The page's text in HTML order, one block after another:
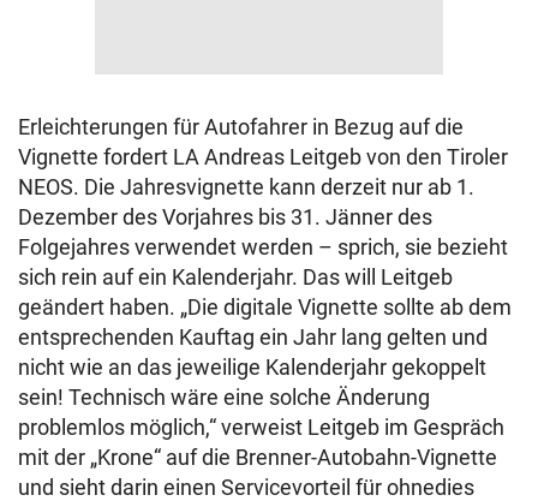
Erleichterungen für Autofahrer in Bezug auf die
Vignette fordert LA Andreas Leitgeb von den Tiroler
NEOS. Die Jahresvignette kann derzeit nur ab 1.
Dezember des Vorjahres bis 31. Jänner des
Folgejahres verwendet werden – sprich, sie bezieht
sich rein auf ein Kalenderjahr. Das will Leitgeb
geändert haben. „Die digitale Vignette sollte ab dem
entsprechenden Kauftag ein Jahr lang gelten und
nicht wie an das jeweilige Kalenderjahr gekoppelt
sein! Technisch wäre eine solche Änderung
problemlos möglich,“ verweist Leitgeb im Gespräch
mit der „Krone“ auf die Brenner-Autobahn-Vignette
und sieht darin einen Servicevorteil für ohnedies